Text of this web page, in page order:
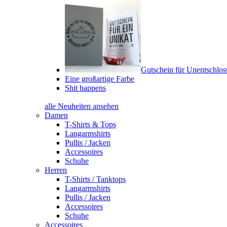
Gutschein für
Eine großartige Farbe
Shit happens
alle Neuheiten ansehen
Damen
T-Shirts & Tops
Langarmshirts
Pullis / Jacken
Accessoires
Schuhe
Herren
T-Shirts / Tanktops
Langarmshirts
Pullis / Jacken
Accessoires
Schuhe
Accessoires